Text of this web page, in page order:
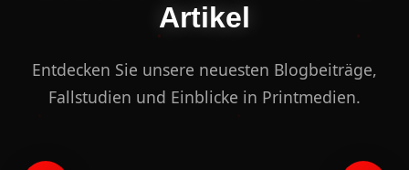
Artikel
Entdecken Sie unsere neuesten Blogbeiträge,
Fallstudien und Einblicke in Printmedien.